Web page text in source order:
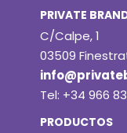
PRIVATE
C/Calpe, 1
03509
Tel: +34 966
PRODUCTOS